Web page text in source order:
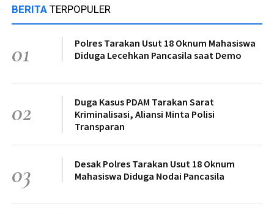
BERITA TERPOPULER
01
Polres Tarakan Usut 18 Oknum Mahasiswa
Diduga Lecehkan Pancasila saat Demo
02
Duga Kasus PDAM Tarakan Sarat
Kriminalisasi, Aliansi Minta Polisi
Transparan
03
Desak Polres Tarakan Usut 18 Oknum
Mahasiswa Diduga Nodai Pancasila